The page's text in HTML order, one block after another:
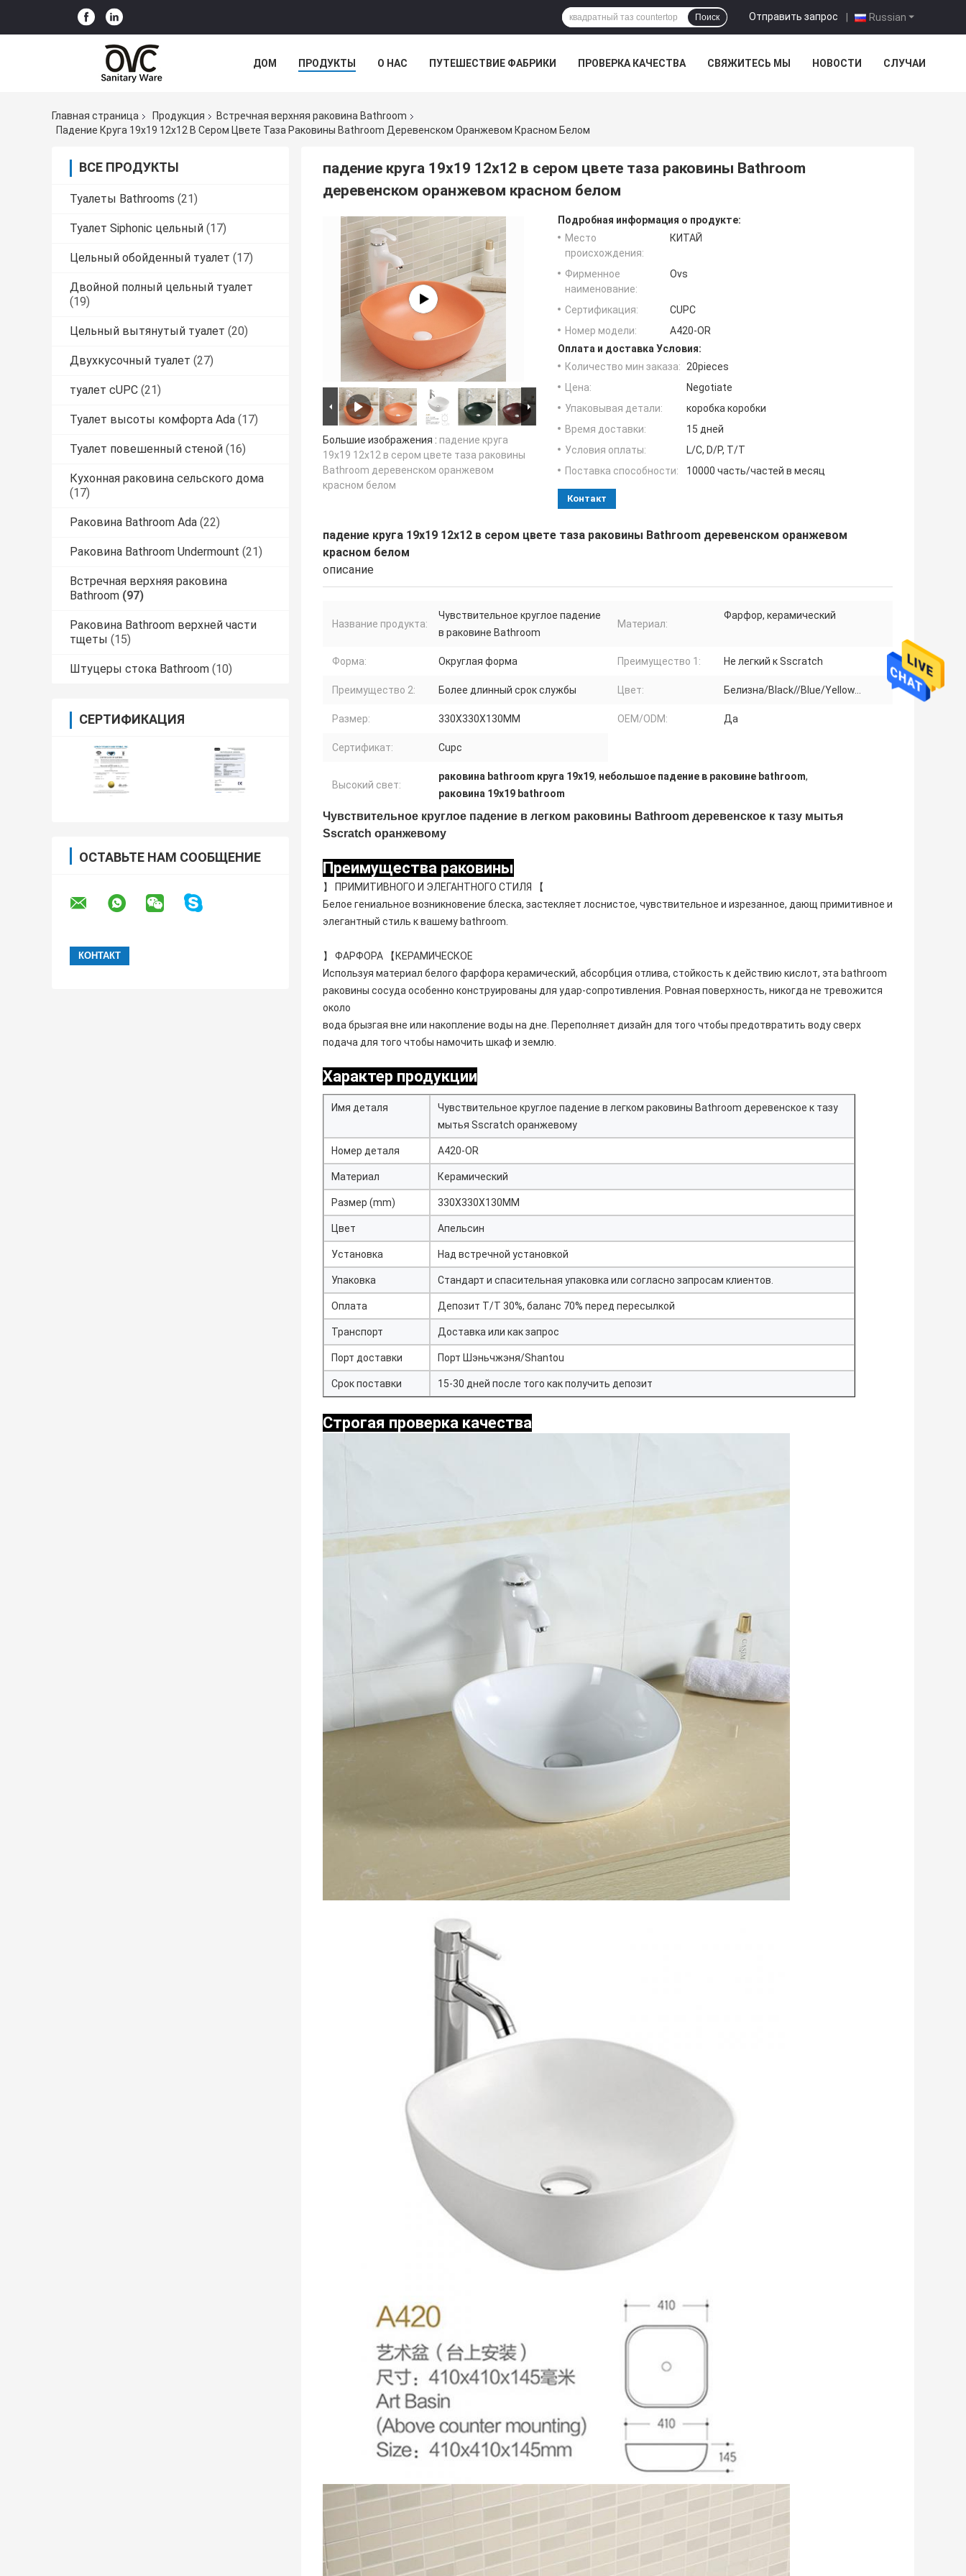
Russian
Отправить запрос |
Поиск
ДОМ ПРОДУКТЫ О НАС ПУТЕШЕСТВИЕ ФАБРИКИ ПРОВЕРКА КАЧЕСТВА СВЯЖИТЕСЬ МЫ НОВОСТИ СЛУЧАИ
Главная страница Продукция
Встречная верхняя раковина Bathroom
Падение Круга 19x19 12x12 В Сером Цвете Таза Раковины Bathroom Деревенском Оранжевом Красном Белом
ВСЕ ПРОДУКТЫ
Туалеты Bathrooms (21)
Туалет Siphonic цельный (17)
Цельный обойденный туалет (17)
Двойной полный цельный туалет
(19)
Цельный вытянутый туалет (20)
Двухкусочный туалет (27)
туалет cUPC (21)
Туалет высоты комфорта Ada (17)
Туалет повешенный стеной (16)
Кухонная раковина сельского дома
(17)
Раковина Bathroom Ada (22)
Раковина Bathroom Undermount (21)
Встречная верхняя раковина
Bathroom (97)
Раковина Bathroom верхней части
тщеты (15)
Штуцеры стока Bathroom (10)
СЕРТИФИКАЦИЯ
ОСТАВЬТЕ НАМ СООБЩЕНИЕ
падение круга 19x19 12x12 в сером цвете таза раковины Bathroom
деревенском оранжевом красном белом
Большие изображения : падение круга
19x19 12x12 в сером цвете таза раковины
Bathroom деревенском оранжевом
красном белом
Подробная информация о продукте:
Место
происхождения:
КИТАЙ
Фирменное
наименование:
Ovs
Сертификация:
CUPC
Номер модели:
A420-OR
Оплата и доставка Условия:
Количество мин заказа:
20pieces
Цена:
Negotiate
Упаковывая детали:
коробка коробки
Время доставки:
15 дней
Условия оплаты:
L/C, D/P, T/T
Поставка способности:
10000 часть/частей в месяц
Контакт
падение круга 19x19 12x12 в сером цвете таза раковины Bathroom деревенском оранжевом
красном белом
описание
Название продукта:
Чувствительное круглое падение
в раковине Bathroom
Материал:
Фарфор, керамический
Форма: Округлая форма Преимущество 1: Не легкий к Sscratch
Преимущество 2: Более длинный срок службы Цвет: Белизна/Black//Blue/Yellow…
Размер: 330X330X130MM OEM/ODM: Да
Сертификат: Cupc
Высокий свет:
раковина bathroom круга 19x19, небольшое падение в раковине bathroom,
раковина 19x19 bathroom
Чувствительное круглое падение в легком раковины Bathroom деревенское к тазу мытья
Sscratch оранжевому
Преимущества раковины
】 ПРИМИТИВНОГО И ЭЛЕГАНТНОГО СТИЛЯ 【
Белое гениальное возникновение блеска, застекляет лоснистое, чувствительное и изрезанное, дающ примитивное и
элегантный стиль к вашему bathroom.
】 ФАРФОРА 【КЕРАМИЧЕСКОЕ
Используя материал белого фарфора керамический, абсорбция отлива, стойкость к действию кислот, эта bathroom
раковины сосуда особенно конструированы для удар-сопротивления. Ровная поверхность, никогда не тревожится
около
вода брызгая вне или накопление воды на дне. Переполняет дизайн для того чтобы предотвратить воду сверх
подача для того чтобы намочить шкаф и землю.
Характер продукции
Имя деталя
Чувствительное круглое падение в легком раковины Bathroom деревенское к тазу
мытья Sscratch оранжевому
Номер деталя A420-OR
Материал Керамический
Размер (mm) 330X330X130MM
Цвет Апельсин
Установка Над встречной установкой
Упаковка Стандарт и спасительная упаковка или согласно запросам клиентов.
Оплата Депозит T/T 30%, баланс 70% перед пересылкой
Транспорт Доставка или как запрос
Порт доставки Порт Шэньчжэня/Shantou
Срок поставки 15-30 дней после того как получить депозит
Строгая проверка качества